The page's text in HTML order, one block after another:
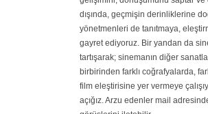
dışında, geçmişin derinliklerine
yönetmenleri de tanıtmaya,
gayret ediyoruz. Bir yandan da
tartışarak; sinemanın diğer
birbirinden farklı coğrafyalarda,
film eleştirisine yer vermeye
açığız. Arzu edenler mail